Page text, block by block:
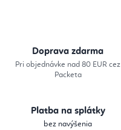
Doprava zdarma
Pri objednávke nad 80 EUR cez
Packeta
Platba na splátky
bez navýšenia